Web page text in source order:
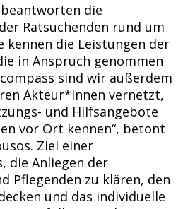
die
Ratsuchenden rund um
kennen die Leistungen der
in Anspruch genommen
sind wir außerdem
Akteur*innen vernetzt,
und Hilfsangebote
vor Ort kennen“, betont
Ziel einer
die Anliegen der
Pflegenden zu klären, den
und das individuelle